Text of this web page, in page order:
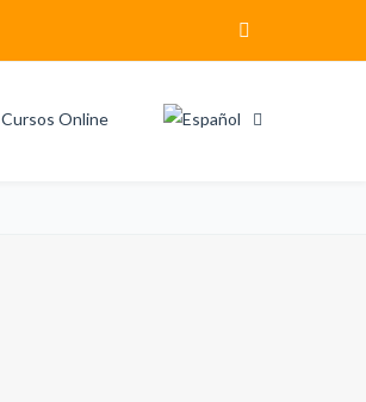
Cursos Online